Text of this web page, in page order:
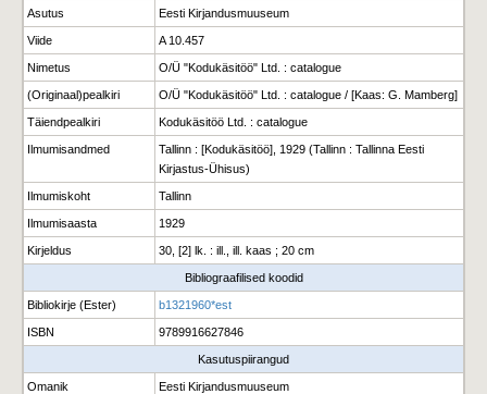
Asutus Eesti Kirjandusmuuseum
Viide A 10.457
Nimetus O/Ü "Kodukäsitöö" Ltd. : catalogue
(Originaal)pealkiri O/Ü "Kodukäsitöö" Ltd. : catalogue / [Kaas: G. Mamberg]
Täiendpealkiri Kodukäsitöö Ltd. : catalogue
Ilmumisandmed
Tallinn : [Kodukäsitöö], 1929 (Tallinn : Tallinna Eesti
Kirjastus-Ühisus)
Ilmumiskoht Tallinn
Ilmumisaasta 1929
Kirjeldus 30, [2] lk. : ill., ill. kaas ; 20 cm
Bibliograafilised koodid
Bibliokirje (Ester) b1321960*est
ISBN 9789916627846
Kasutuspiirangud
Omanik Eesti Kirjandusmuuseum